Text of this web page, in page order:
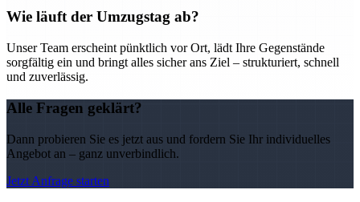
Wie läuft der Umzugstag ab?
Unser Team erscheint pünktlich vor Ort, lädt Ihre Gegenstände
sorgfältig ein und bringt alles sicher ans Ziel – strukturiert, schnell
und zuverlässig.
Alle Fragen geklärt?
Dann probieren Sie es jetzt aus und fordern Sie Ihr individuelles
Angebot an – ganz unverbindlich.
Jetzt Anfrage starten